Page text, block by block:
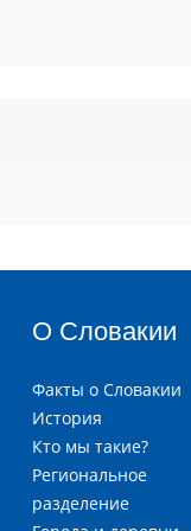
О Словакии
Факты о Словакии
История
Кто мы такие?
Региональное
разделение